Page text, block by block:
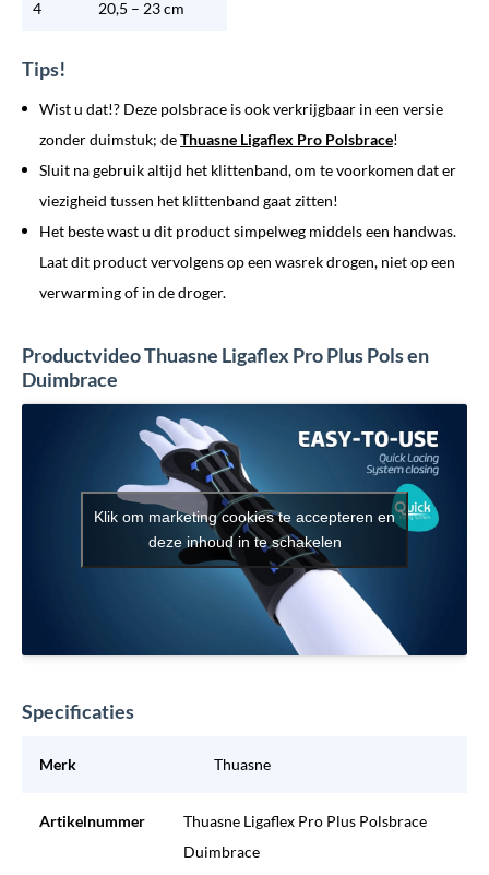
4 20,5 – 23 cm
Tips!
Wist u dat!? Deze polsbrace is ook verkrijgbaar in een versie
zonder duimstuk; deThuasne Ligaflex Pro Polsbrace!
Sluit na gebruik altijd het klittenband, om te voorkomen dat er
viezigheid tussen het klittenband gaat zitten!
Het beste wast u dit product simpelweg middels een handwas.
Laat dit product vervolgens op een wasrek drogen, niet op een
verwarming of in de droger.
Productvideo Thuasne Ligaflex Pro Plus Pols en
Duimbrace
Klik om marketing cookies te accepteren en
deze inhoud in te schakelen
Specificaties
Merk Thuasne
Artikelnummer
Thuasne Ligaflex Pro Plus Polsbrace
Duimbrace